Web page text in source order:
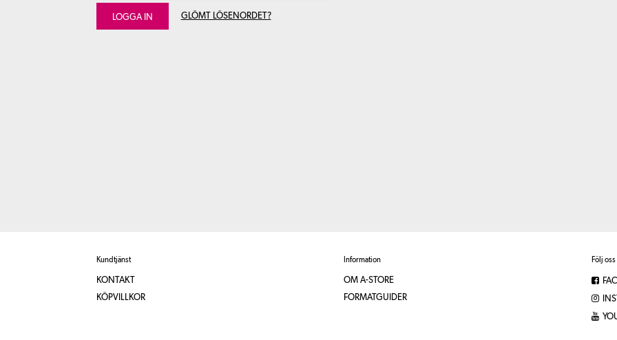
LOGGA IN GLÖMT LÖSENORDET?
Kundtjänst
KONTAKT
KÖPVILLKOR
Information
OM A-STORE
FORMATGUIDER
Följ oss